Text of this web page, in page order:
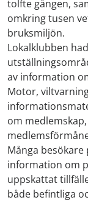
tolfte gången,
omkring tusen
bruksmiljön.
Lokalklubben
av information
Motor,
om
Många besökare
information om
uppskattat
både befintliga